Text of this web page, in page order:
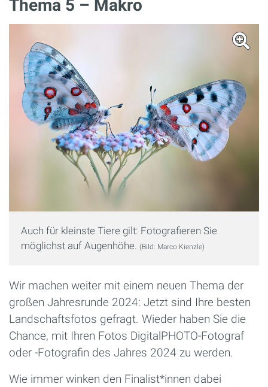
Thema 5 – Makro
Auch für kleinste Tiere gilt: Fotografieren Sie
möglichst auf Augenhöhe. (Bild: Marco Kienzle)
Wir machen weiter mit einem neuen Thema der
großen Jahresrunde 2024: Jetzt sind Ihre besten
Landschaftsfotos gefragt. Wieder haben Sie die
Chance, mit Ihren Fotos DigitalPHOTO-Fotograf
oder -Fotografin des Jahres 2024 zu werden.
Wie immer winken den Finalist*innen dabei